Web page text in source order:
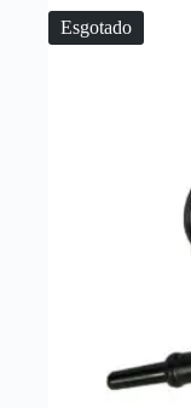
Esgotado